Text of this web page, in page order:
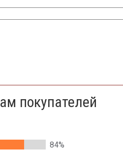
покупателей
84%